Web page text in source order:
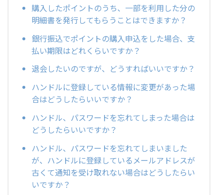
購入したポイントのうち、一部を利用した分の
明細書を発行してもらうことはできますか？
銀行振込でポイントの購入申込をした場合、支
払い期限はどれくらいですか？
退会したいのですが、どうすればいいですか？
ハンドルに登録している情報に変更があった場
合はどうしたらいいですか？
ハンドル、パスワードを忘れてしまった場合は
どうしたらいいですか？
ハンドル、パスワードを忘れてしまいました
が、ハンドルに登録しているメールアドレスが
古くて通知を受け取れない場合はどうしたらい
いですか？